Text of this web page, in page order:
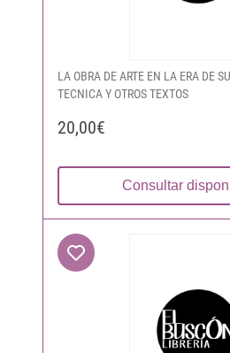
LA OBRA DE ARTE EN LA ERA DE
TECNICA Y OTROS TEXTOS
20,00€
Consultar